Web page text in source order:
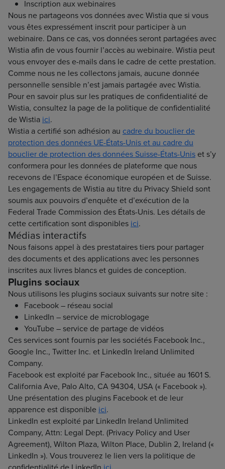
Inscription aux webinaires
Nous ne partageons vos données avec Wistia que si vous
vous êtes expressément inscrit pour participer à un
webinaire. Dans ce cas, vos données seront partagées avec
Wistia afin de vous fournir l’accès au webinaire. Wistia peut
vous envoyer des e-mails dans le cadre de cette prestation.
Comme nous ne les collectons jamais, aucune donnée
personnelle sensible n’est jamais partagée avec Wistia.
Pour en savoir plus sur les pratiques de confidentialité de
Wistia, consultez la page de la politique de confidentialité
de Wistia ici.
Wistia a certifié son adhésion au cadre du bouclier de
protection des données UE-États-Unis et au cadre du
bouclier de protection des données Suisse-États-Unis et s’y
conformera pour les données de plateforme que nous
recevons de l’Espace économique européen et de Suisse.
Les engagements de Wistia au titre du Privacy Shield sont
soumis aux pouvoirs d’enquête et d’exécution de la
Federal Trade Commission des États-Unis. Les détails de
cette certification sont disponibles ici.
Médias interactifs
Nous faisons appel à des prestataires tiers pour partager
des documents et des applications avec les personnes
inscrites aux livres blancs et guides de conception.
Plugins sociaux
Nous utilisons les plugins sociaux suivants sur notre site :
Facebook – réseau social
LinkedIn – service de microblogage
YouTube – service de partage de vidéos
Ces services sont fournis par les sociétés Facebook Inc.,
Google Inc., Twitter Inc. et LinkedIn Ireland Unlimited
Company.
Facebook est exploité par Facebook Inc., située au 1601 S.
California Ave, Palo Alto, CA 94304, USA (« Facebook »).
Une présentation des plugins Facebook et de leur
apparence est disponible ici.
LinkedIn est exploité par LinkedIn Ireland Unlimited
Company, Attn: Legal Dept. (Privacy Policy and User
Agreement), Wilton Plaza, Wilton Place, Dublin 2, Ireland («
LinkedIn »). Vous trouverez le lien vers la politique de